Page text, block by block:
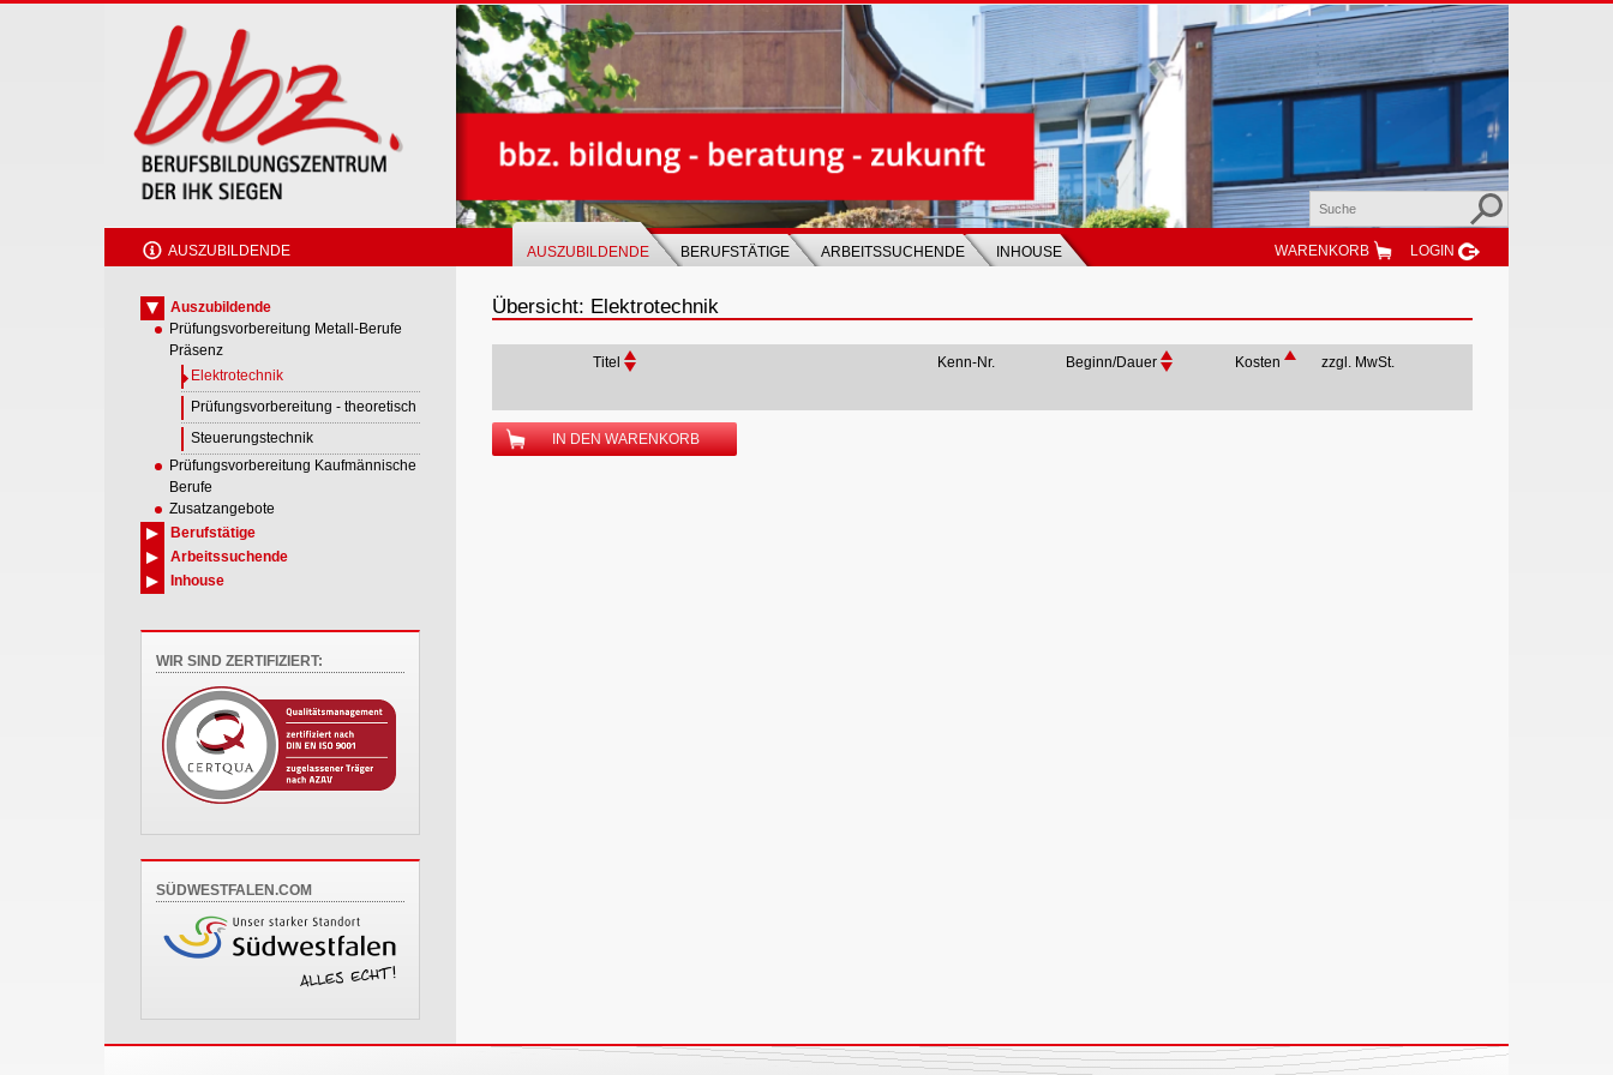
AUSZUBILDENDE AUSZUBILDENDE BERUFSTÄTIGE ARBEITSSUCHENDE INHOUSE WARENKORB LOGIN
Übersicht: Elektrotechnik
Titel Kenn-Nr. Beginn/Dauer Kosten zzgl. MwSt.
IN DEN WARENKORB
Auszubildende
Prüfungsvorbereitung Metall-Berufe
Präsenz
Elektrotechnik
Prüfungsvorbereitung - theoretisch
Steuerungstechnik
Prüfungsvorbereitung Kaufmännische
Berufe
Zusatzangebote
Berufstätige
Arbeitssuchende
Inhouse
WIR SIND ZERTIFIZIERT:
SÜDWESTFALEN.COM